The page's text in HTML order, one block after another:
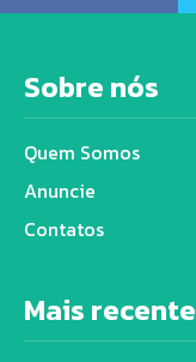
Sobre nós
Quem Somos
Anuncie
Contatos
Mais recente